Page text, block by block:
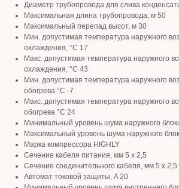
Диаметр трубопровода для слива
Максимальная длина трубопровода, м 50
Максимальный перепад высот, м 30
Мин. допустимая температура наружного
охлаждения, °С 17
Макс. допустимая температура наружного
охлаждения, °С 43
Мин. допустимая температура наружного
обогрева °С -7
Макс. допустимая температура наружного
обогрева °С 24
Минимальный уровень шума наружного
Максимальный уровень шума наружного
Марка компрессора HIGHLY
Сечение кабеля питания, мм 5 х 2,5
Сечение соединительного кабеля, мм 5 х 2,5
Автомат токовой защиты, A 20